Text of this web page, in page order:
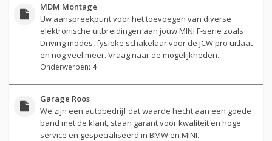
MDM Montage
Uw aanspreekpunt voor het toevoegen van diverse
elektronische uitbreidingen aan jouw MINI F-serie zoals
Driving modes, fysieke schakelaar voor de JCW pro uitlaat
en nog veel meer. Vraag naar de mogelijkheden.
Onderwerpen: 4
Garage Roos
We zijn een autobedrijf dat waarde hecht aan een goede
band met de klant, staan garant voor kwaliteit en hoge
service en gespecialiseerd in BMW en MINI.